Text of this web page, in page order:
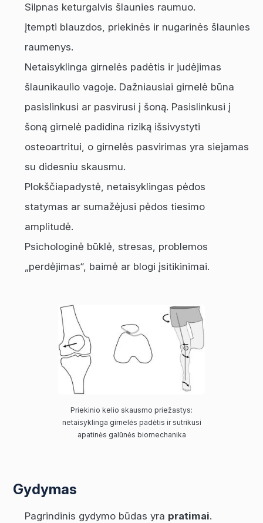
Silpnas keturgalvis šlaunies raumuo.
Įtempti blauzdos, priekinės ir nugarinės šlaunies
raumenys.
Netaisyklinga girnelės padėtis ir judėjimas
šlaunikaulio vagoje. Dažniausiai girnelė būna
pasislinkusi ar pasvirusi į šoną. Pasislinkusi į
šoną girnelė padidina riziką išsivystyti
osteoartritui, o girnelės pasvirimas yra siejamas
su didesniu skausmu.
Plokščiapadystė, netaisyklingas pėdos
statymas ar sumažėjusi pėdos tiesimo
amplitudė.
Psichologinė būklė, stresas, problemos
„perdėjimas“, baimė ar blogi įsitikinimai.
Priekinio kelio skausmo priežastys:
netaisyklinga girnelės padėtis ir sutrikusi
apatinės galūnės biomechanika
Gydymas
Pagrindinis gydymo būdas yra pratimai.